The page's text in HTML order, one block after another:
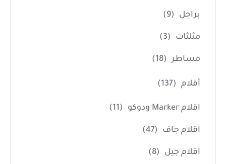
براجل (9)
مثلثات (3)
مساطر (18)
أقلام (137)
اقلام Marker ودوكو (11)
اقلام جاف (47)
اقلام جيل (8)